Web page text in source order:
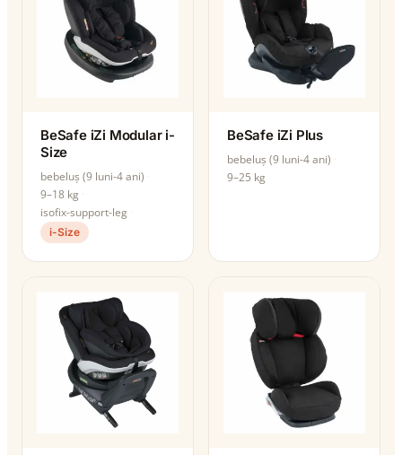
BeSafe iZi Modular i-
Size
bebeluș (9 luni-4 ani)
9–18 kg
isofix-support-leg
i-Size
BeSafe iZi Plus
bebeluș (9 luni-4 ani)
9–25 kg